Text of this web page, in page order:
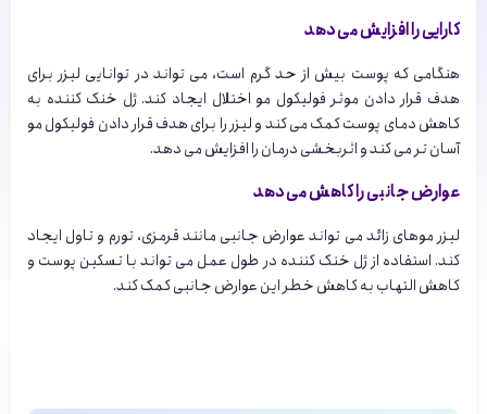
کارایی را افزایش می دهد
هنگامی که پوست بیش از حد گرم است، می تواند در توانایی لیزر برای
هدف قرار دادن موثر فولیکول مو اختلال ایجاد کند. ژل خنک کننده به
کاهش دمای پوست کمک می کند و لیزر را برای هدف قرار دادن فولیکول مو
آسان تر می کند و اثربخشی درمان را افزایش می دهد.
عوارض جانبی را کاهش می دهد
لیزر موهای زائد می تواند عوارض جانبی مانند قرمزی، تورم و تاول ایجاد
کند. استفاده از ژل خنک کننده در طول عمل می تواند با تسکین پوست و
کاهش التهاب به کاهش خطر این عوارض جانبی کمک کند.